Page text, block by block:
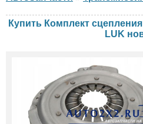
Купить Комплект
LUK